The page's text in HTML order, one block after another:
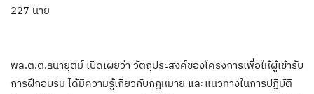
227 นาย
พล.ต.ต.ธนายุตม์ เปิดเผยว่า วัตถุประสงค์ของโครงการเพื่อให้ผู้เข้ารับ
การฝึกอบรม ได้มีความรู้เกี่ยวกับกฎหมาย และแนวทางในการปฏิบัติ